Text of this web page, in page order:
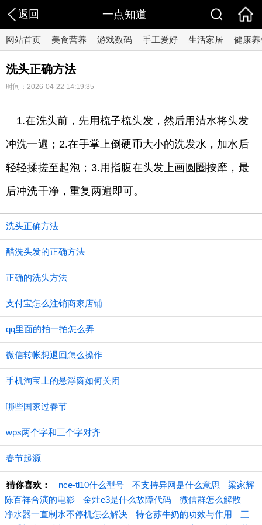
返回 一点知道
网站首页 美食营养 游戏数码 手工爱好 生活家居 健康养
洗头正确方法
时间：2026-04-22 14:19:35
1.在洗头前，先用梳子梳头发，然后用清水将头发
冲洗一遍；2.在手掌上倒硬币大小的洗发水，加水后
轻轻揉搓至起泡；3.用指腹在头发上画圆圈按摩，最
后冲洗干净，重复两遍即可。
洗头正确方法
醋洗头发的正确方法
正确的洗头方法
支付宝怎么注销商家店铺
qq里面的拍一拍怎么弄
微信转帐想退回怎么操作
手机淘宝上的悬浮窗如何关闭
哪些国家过春节
wps两个字和三个字对齐
春节起源
猜你喜欢： nce-tl10什么型号 不支持异网是什么意思
梁家辉
陈百祥合演的电影
金灶e3是什么故障代码
微信群怎么解散
净水器一直制水不停机怎么解决
特仑苏牛奶的功效与作用
三